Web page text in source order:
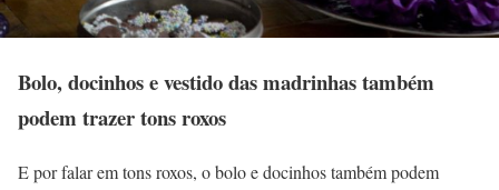
Bolo, docinhos e vestido das madrinhas também
podem trazer tons roxos
E por falar em tons roxos, o bolo e docinhos também podem